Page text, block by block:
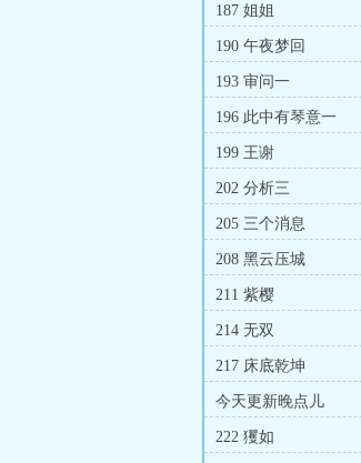
187 姐姐
190 午夜梦回
193 审问一
196 此中有琴意一
199 王谢
202 分析三
205 三个消息
208 黑云压城
211 紫樱
214 无双
217 床底乾坤
今天更新晚点儿
222 玃如